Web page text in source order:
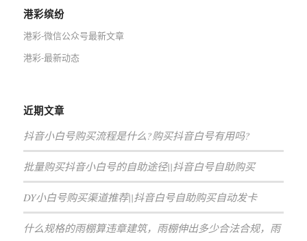
港彩缤纷
港彩-微信公众号最新文章
港彩-最新动态
近期文章
抖音小白号购买流程是什么?购买抖音白号有用吗?
批量购买抖音小白号的自助途径||抖音白号自助购买
DY小白号购买渠道推荐||抖音白号自助购买自动发卡
什么规格的雨棚算违章建筑，雨棚伸出多少合法合规，雨